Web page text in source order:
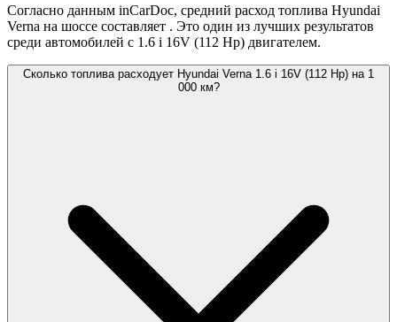
Согласно данным inCarDoc, средний расход топлива Hyundai
Verna на шоссе составляет . Это один из лучших результатов
среди автомобилей с 1.6 i 16V (112 Hp) двигателем.
Сколько топлива расходует Hyundai Verna 1.6 i 16V (112 Hp) на 1
000 км?